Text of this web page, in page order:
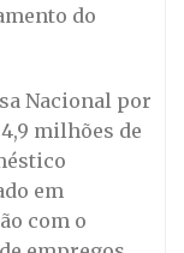
do
Nacional por
milhões de
em
com o